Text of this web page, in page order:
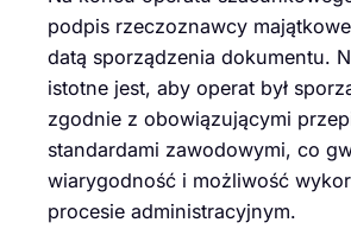
podpis rzeczoznawcy
datą sporządzenia dokumentu.
istotne jest, aby operat był
zgodnie z obowiązującymi
standardami zawodowymi, co
wiarygodność i możliwość
procesie administracyjnym.